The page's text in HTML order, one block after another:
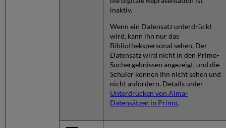
inaktiv.
Wenn ein Datensatz unterdrückt
wird, kann ihn nur das
Bibliothekspersonal sehen. Der
Datensatz wird nicht in den Primo-
Suchergebnissen angezeigt, und die
Schüler können ihn nicht sehen und
nicht anfordern. Details unter
Unterdrücken von Alma-
Datensätzen in Primo.